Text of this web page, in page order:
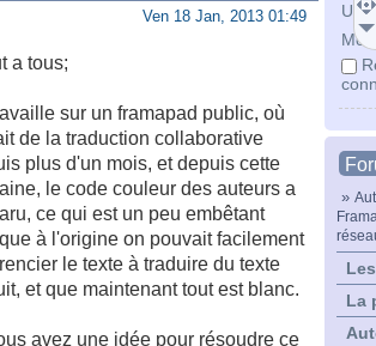
Mot
»
La
Ven 18 Jan, 2013 01:49
a tous;
sur un framapad public, où
de la traduction collaborative
plus d'un mois, et depuis cette
le code couleur des auteurs a
ce qui est un peu embêtant
à l'origine on pouvait facilement
le texte à traduire du texte
et que maintenant tout est blanc.
avez une idée pour résoudre ce